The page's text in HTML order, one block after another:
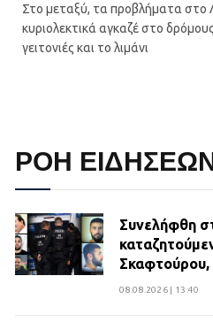
Στο μεταξύ, τα προβλήματα στο
κυριολεκτικά αγκαζέ στο
γειτονιές και το λιμάνι
ΡΟΗ
Συνελήφθη
Σκαφτούρου,
08.08.2026 | 13:40